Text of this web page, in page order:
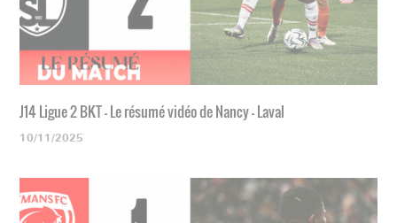
J14 Ligue 2 BKT - Le résumé vidéo de Nancy - Laval
10/11/2025